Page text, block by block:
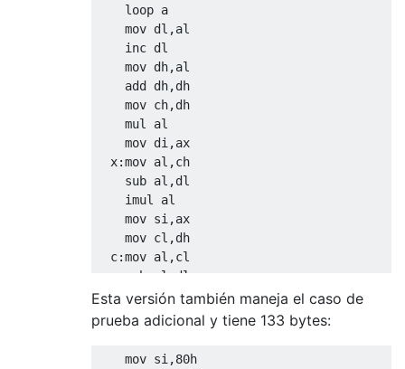
    loop a
    mov dl,al
    inc dl
    mov dh,al
    add dh,dh
    mov ch,dh
    mul al
    mov di,ax
  x:mov al,ch
    sub al,dl
    imul al
    mov si,ax
    mov cl,dh
  c:mov al,cl
    sub al,dl
    imul al
    add ax,si
    mov al,32
Esta versión también maneja el caso de
prueba adicional y tiene 133 bytes:
    mov si,80h